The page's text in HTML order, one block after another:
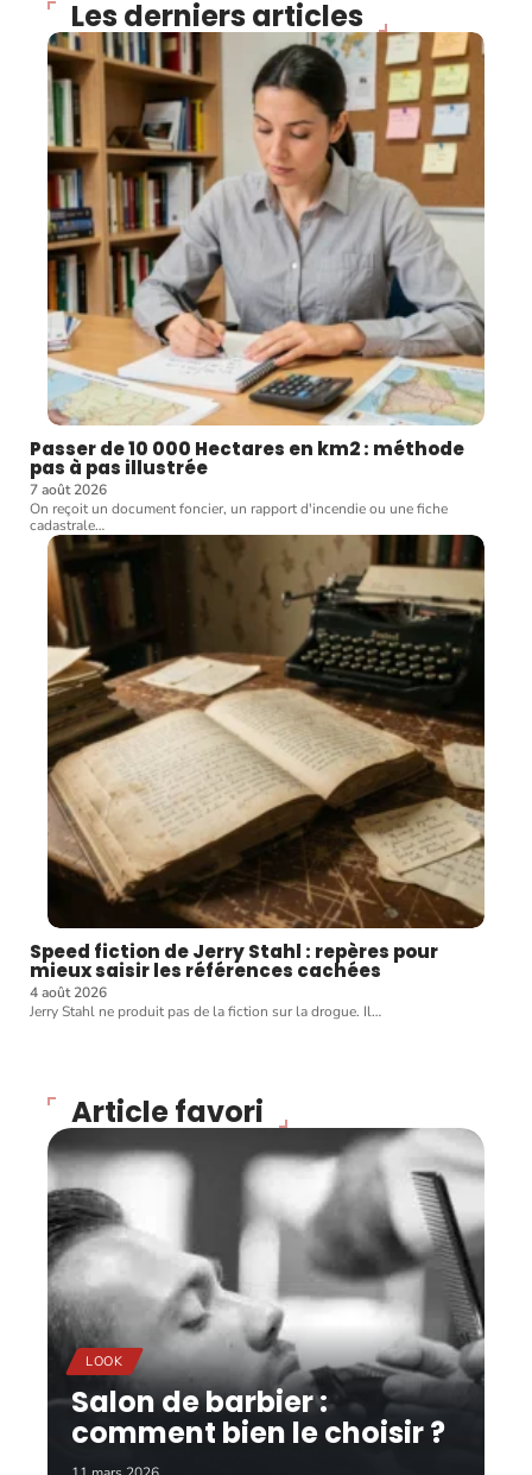
Les derniers articles
Passer de 10 000 Hectares en km2 : méthode
pas à pas illustrée
7 août 2026
On reçoit un document foncier, un rapport d'incendie ou une fiche
cadastrale…
Speed fiction de Jerry Stahl : repères pour
mieux saisir les références cachées
4 août 2026
Jerry Stahl ne produit pas de la fiction sur la drogue. Il…
Article favori
LOOK
Salon de barbier :
comment bien le choisir ?